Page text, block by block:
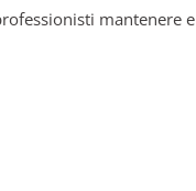
mantenere e